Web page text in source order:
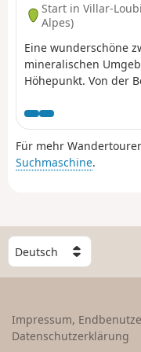
Start in Villar-
Alpes)
Eine wunderschöne
mineralischen
Höhepunkt. Von der
Lautier, dann zum
Pas de l'Olan
Vom Pass aus
bevor Sie gemächlich
Für mehr
Suchmaschine.
W
ä
h
eImpressum,
Datenschutzerklärung